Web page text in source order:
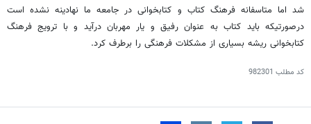
شد اما متاسفانه فرهنگ کتاب و کتابخوانی در جامعه ما نهادینه نشده است
درصورتیکه باید کتاب به عنوان رفیق و یار مهربان درآید و با ترویج فرهنگ
کتابخوانی ریشه بسیاری از مشکلات فرهنگی را برطرف کرد.
کد مطلب 982301